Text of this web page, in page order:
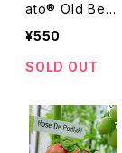
ato® Old Bess
エアルーム・トマ
ス
¥550
SOLD OUT